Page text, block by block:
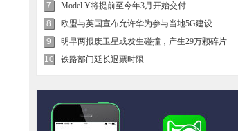
7
Model Y将提前至今年3月开始交付
8
欧盟与英国宣布允许华为参与当地5G建设
9
明早两报废卫星或发生碰撞，产生29万颗碎片
10
铁路部门延长退票时限